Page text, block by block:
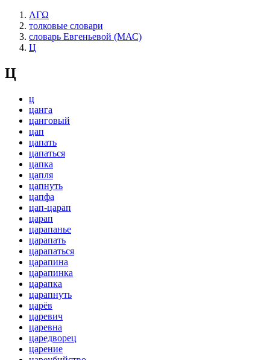
ΛΓΩ
толковые словари
словарь Евгеньевой (МАС)
Ц
Ц
ц
цанга
цанговый
цап
цапать
цапаться
цапка
цапля
цапнуть
цапфа
цап-царап
царап
царапанье
царапать
царапаться
царапина
царапинка
царапка
царапнуть
царёв
царевич
царевна
царедворец
царение